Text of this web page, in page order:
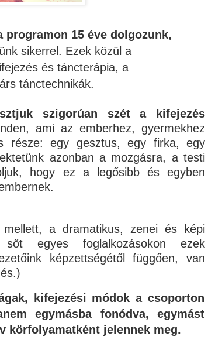
programon 15 éve dolgozunk,
sikerrel. Ezek közül a
és táncterápia, a
tánctechnikák.
szigorúan szét a kifejezés
ami az emberhez, gyermekhez
része: egy gesztus, egy firka, egy
azonban a mozgásra, a testi
hogy ez a legősibb és egyben
a dramatikus, zenei és képi
egyes foglalkozásokon ezek
képzettségétől függően, van
kifejezési módok a csoporton
egymásba fonódva, egymást
körfolyamatként jelennek meg.